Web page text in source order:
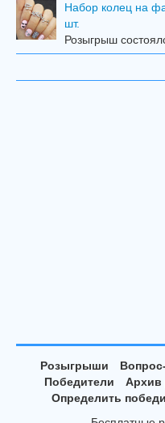
Набор колец на
шт.
Розыгрыш
Розыгрыши
Победители
Архив
Определить